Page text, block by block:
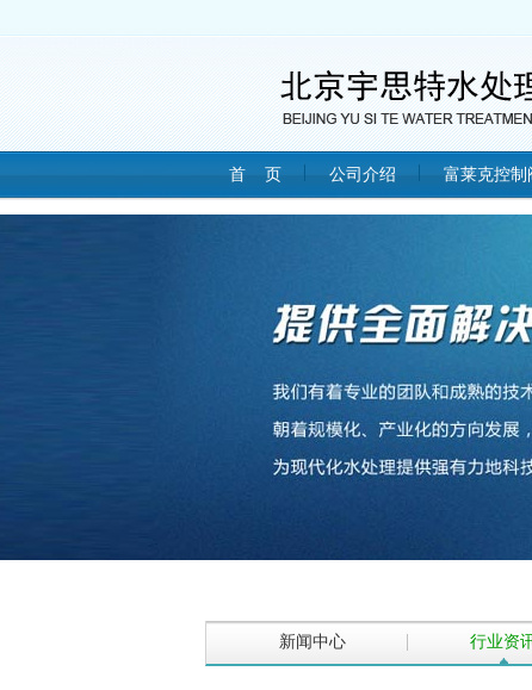
首 页 公司介绍 富莱克控制
新闻中心 行业资